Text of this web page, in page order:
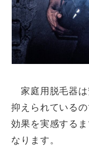
家庭用脱毛器は
抑えられている
効果を実感する
なります。